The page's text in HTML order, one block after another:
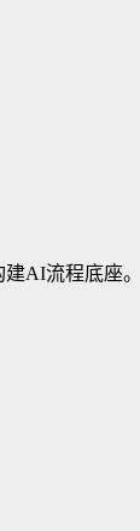
AI流程底座。